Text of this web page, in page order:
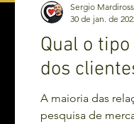
Qual o
dos
A maioria das
pesquisa de
Sergio
30 de jan. de